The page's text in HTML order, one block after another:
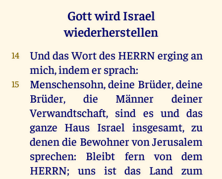
Gott wird Israel
wiederherstellen
14 UnddasWortdes HERRN ergingan
mich,indemersprach:
15 Menschensohn,deine Brüder,deine
Brüder, die Männer
deiner
Verwandtschaft, sind es und das
ganze Haus Israel insgesamt,zu
denendie BewohnervonJerusalem
sprechen: Bleibt fern von
dem
HERRN; uns ist das Land zum